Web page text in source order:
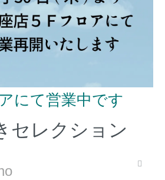
にて営業中です
セレクション